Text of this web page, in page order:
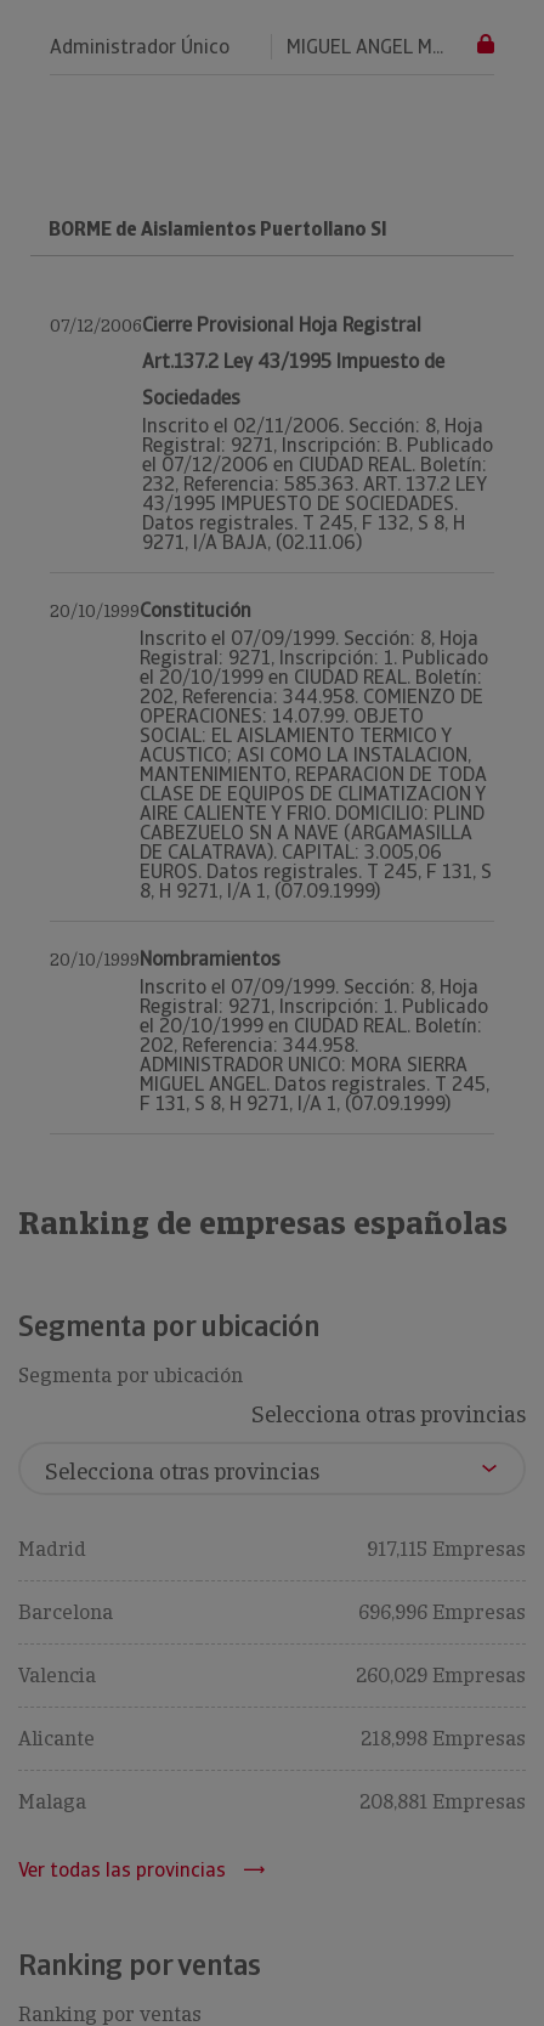
Administrador Único MIGUEL ANGEL M...
BORME de Aislamientos Puertollano Sl
07/12/2006Cierre Provisional Hoja Registral
Art.137.2 Ley 43/1995 Impuesto de
Sociedades
Inscrito el 02/11/2006. Sección: 8, Hoja
Registral: 9271, Inscripción: B. Publicado
el 07/12/2006 en CIUDAD REAL. Boletín:
232, Referencia: 585.363. ART. 137.2 LEY
43/1995 IMPUESTO DE SOCIEDADES.
Datos registrales. T 245, F 132, S 8, H
9271, I/A BAJA, (02.11.06)
20/10/1999Constitución
Inscrito el 07/09/1999. Sección: 8, Hoja
Registral: 9271, Inscripción: 1. Publicado
el 20/10/1999 en CIUDAD REAL. Boletín:
202, Referencia: 344.958. COMIENZO DE
OPERACIONES: 14.07.99. OBJETO
SOCIAL: EL AISLAMIENTO TERMICO Y
ACUSTICO; ASI COMO LA INSTALACION,
MANTENIMIENTO, REPARACION DE TODA
CLASE DE EQUIPOS DE CLIMATIZACION Y
AIRE CALIENTE Y FRIO. DOMICILIO: PLIND
CABEZUELO SN A NAVE (ARGAMASILLA
DE CALATRAVA). CAPITAL: 3.005,06
EUROS. Datos registrales. T 245, F 131, S
8, H 9271, I/A 1, (07.09.1999)
20/10/1999Nombramientos
Inscrito el 07/09/1999. Sección: 8, Hoja
Registral: 9271, Inscripción: 1. Publicado
el 20/10/1999 en CIUDAD REAL. Boletín:
202, Referencia: 344.958.
ADMINISTRADOR UNICO: MORA SIERRA
MIGUEL ANGEL. Datos registrales. T 245,
F 131, S 8, H 9271, I/A 1, (07.09.1999)
Ranking de empresas españolas
Segmenta por ubicación
Segmenta por ubicación
Selecciona otras provincias
Madrid 917,115 Empresas
Barcelona 696,996 Empresas
Valencia 260,029 Empresas
Alicante 218,998 Empresas
Malaga 208,881 Empresas
Ver todas las provincias
Ranking por ventas
Ranking por ventas